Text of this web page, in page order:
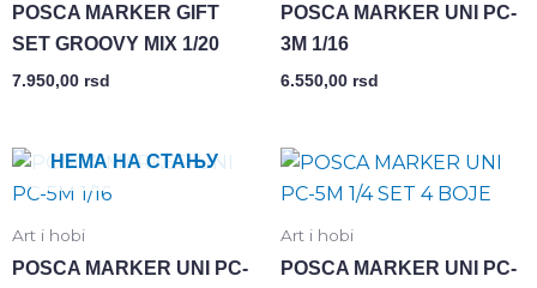
POSCA MARKER GIFT
SET GROOVY MIX 1/20
7.950,00 rsd
POSCA MARKER UNI PC-
3M 1/16
6.550,00 rsd
НЕМА НА СТАЊУ
Art i hobi
POSCA MARKER UNI PC-
Art i hobi
POSCA MARKER UNI PC-